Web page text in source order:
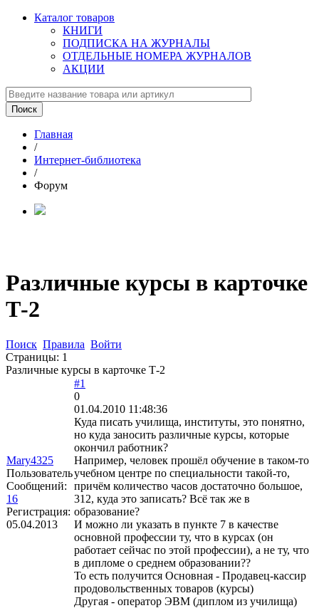
Каталог товаров
КНИГИ
ПОДПИСКА НА ЖУРНАЛЫ
ОТДЕЛЬНЫЕ НОМЕРА ЖУРНАЛОВ
АКЦИИ
Главная
/
Интернет-библиотека
/
Форум
Различные курсы в карточке
Т-2
Поиск Правила Войти
Страницы: 1
Различные курсы в карточке Т-2
Mary4325
Пользователь
Сообщений:
16
Регистрация:
05.04.2013
#1
0
01.04.2010 11:48:36
Куда писать училища, институты, это понятно,
но куда заносить различные курсы, которые
окончил работник?
Например, человек прошёл обучение в таком-то
учебном центре по специальности такой-то,
причём количество часов достаточно большое,
312, куда это записать? Всё так же в
образование?
И можно ли указать в пункте 7 в качестве
основной профессии ту, что в курсах (он
работает сейчас по этой профессии), а не ту, что
в дипломе о среднем образовании??
То есть получится Основная - Продавец-кассир
продовольственных товаров (курсы)
Другая - оператор ЭВМ (диплом из училища)